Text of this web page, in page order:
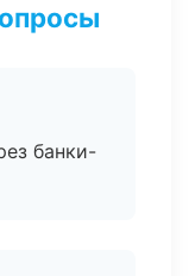
банки-